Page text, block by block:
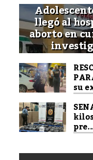
llegó al
aborto en
su